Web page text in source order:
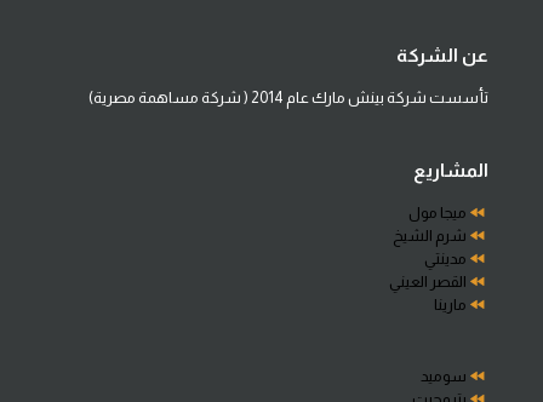
عن الشركة
تأسست شركة بينش مارك عام 2014 ( شركة مساهمة مصرية)
المشاريع
ميجا مول
شرم الشيخ
مدينتي
القصر العيني
مارينا
سوميد